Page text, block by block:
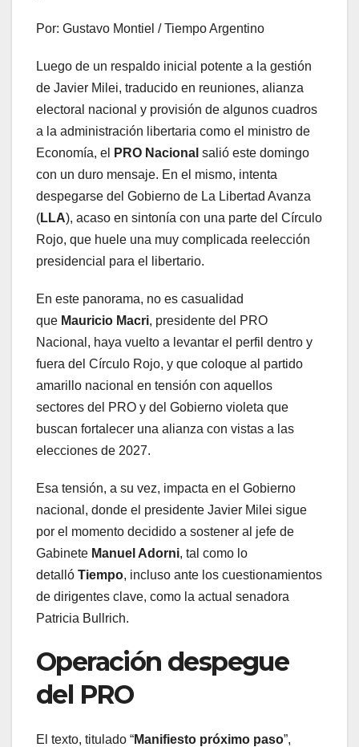
Por: Gustavo Montiel / Tiempo Argentino
Luego de un respaldo inicial potente a la gestión
de Javier Milei, traducido en reuniones, alianza
electoral nacional y provisión de algunos cuadros
a la administración libertaria como el ministro de
Economía, el
PRO Nacional salió este domingo
con un duro mensaje. En el mismo, intenta
despegarse del Gobierno de La Libertad Avanza
(LLA), acaso en sintonía con una parte del Círculo
Rojo, que huele una muy complicada reelección
presidencial para el libertario.
En este panorama, no es casualidad
que Mauricio Macri, presidente del PRO
Nacional, haya vuelto a levantar el perfil dentro y
fuera del Círculo Rojo, y que coloque al partido
amarillo nacional en tensión con aquellos
sectores del PRO y del Gobierno violeta que
buscan fortalecer una alianza con vistas a las
elecciones de 2027.
Esa tensión, a su vez, impacta en el Gobierno
nacional, donde el presidente Javier Milei sigue
por el momento decidido a sostener al jefe de
Gabinete Manuel Adorni, tal como lo
detalló Tiempo, incluso ante los cuestionamientos
de dirigentes clave, como la actual senadora
Patricia Bullrich.
Operación despegue
del PRO
El texto, titulado “Manifiesto próximo paso”,